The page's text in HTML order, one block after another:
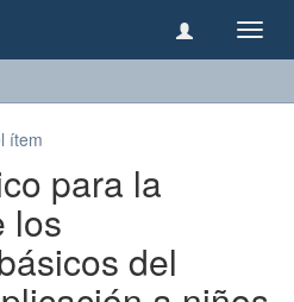
ítem
para la
los
del